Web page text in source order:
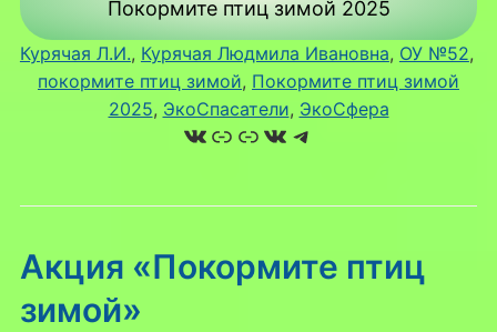
Покормите птиц зимой 2025
Курячая Л.И., Курячая Людмила Ивановна, ОУ №52
покормите птиц зимой, Покормите птиц зимой
2025, ЭкоСпасатели, ЭкоСфера
ВКонтакте
Ссылка
Ссылка
ВКонтакте
Telegram
Акция «Покормите птиц
зимой»